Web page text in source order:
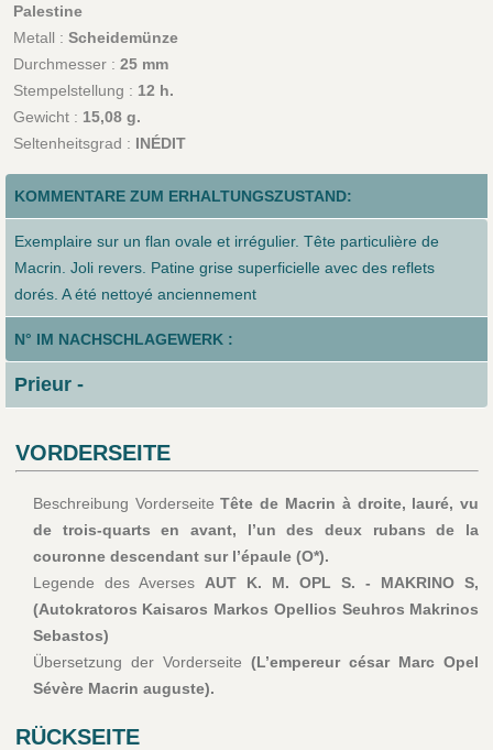
Palestine
Metall : Scheidemünze
Durchmesser : 25 mm
Stempelstellung : 12 h.
Gewicht : 15,08 g.
Seltenheitsgrad : INÉDIT
KOMMENTARE ZUM ERHALTUNGSZUSTAND:
Exemplaire sur un flan ovale et irrégulier. Tête particulière de
Macrin. Joli revers. Patine grise superficielle avec des reflets
dorés. A été nettoyé anciennement
N° IM NACHSCHLAGEWERK :
Prieur -
VORDERSEITE
Beschreibung VorderseiteTête de Macrin à droite, lauré, vu
de trois-quarts en avant, l’un des deux rubans de la
couronne descendant sur l’épaule (O*).
Legende des Averses AUT K. M. OPL S. - MAKRINO S,
(Autokratoros Kaisaros Markos Opellios Seuhros Makrinos
Sebastos)
Übersetzung der Vorderseite (L’empereur césar Marc Opel
Sévère Macrin auguste).
RÜCKSEITE